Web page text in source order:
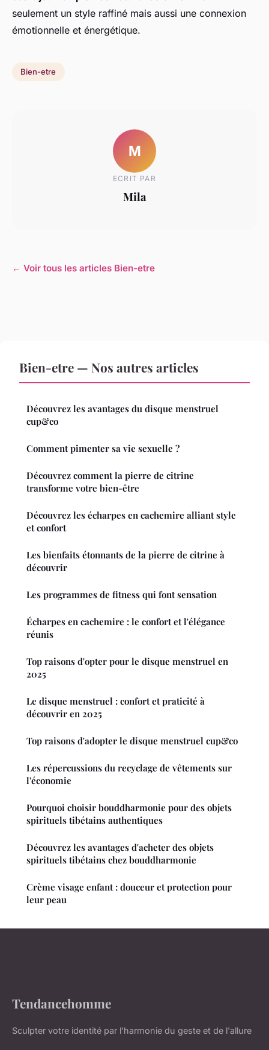
seulement un style raffiné mais aussi une connexion
émotionnelle et énergétique.
Bien-etre
M
ECRIT PAR
Mila
← Voir tous les articles Bien-etre
Bien-etre — Nos autres articles
Découvrez les avantages du disque menstruel
cup&co
Comment pimenter sa vie sexuelle ?
Découvrez comment la pierre de citrine
transforme votre bien-être
Découvrez les écharpes en cachemire alliant style
et confort
Les bienfaits étonnants de la pierre de citrine à
découvrir
Les programmes de fitness qui font sensation
Écharpes en cachemire : le confort et l'élégance
réunis
Top raisons d'opter pour le disque menstruel en
2025
Le disque menstruel : confort et praticité à
découvrir en 2025
Top raisons d'adopter le disque menstruel cup&co
Les répercussions du recyclage de vêtements sur
l'économie
Pourquoi choisir bouddharmonie pour des objets
spirituels tibétains authentiques
Découvrez les avantages d'acheter des objets
spirituels tibétains chez bouddharmonie
Crème visage enfant : douceur et protection pour
leur peau
Tendancehomme
Sculpter votre identité par l'harmonie du geste et de l'allure